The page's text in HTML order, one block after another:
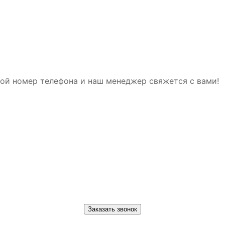
номер телефона и наш менеджер свяжется с вами!
Заказать звонок